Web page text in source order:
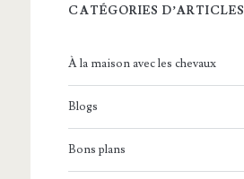
CATÉGORIES D’ARTICLES
À la maison avec les chevaux
Blogs
Bons plans